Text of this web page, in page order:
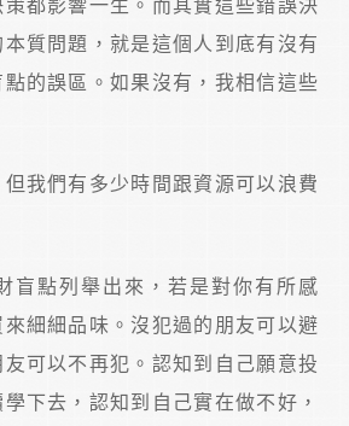
質問題，就是這個人到底有沒有
的誤區。如果沒有，我相信這些
我們有多少時間跟資源可以浪費
盲點列舉出來，若是對你有所感
細細品味。沒犯過的朋友可以避
可以不再犯。認知到自己願意投
下去，認知到自己實在做不好，